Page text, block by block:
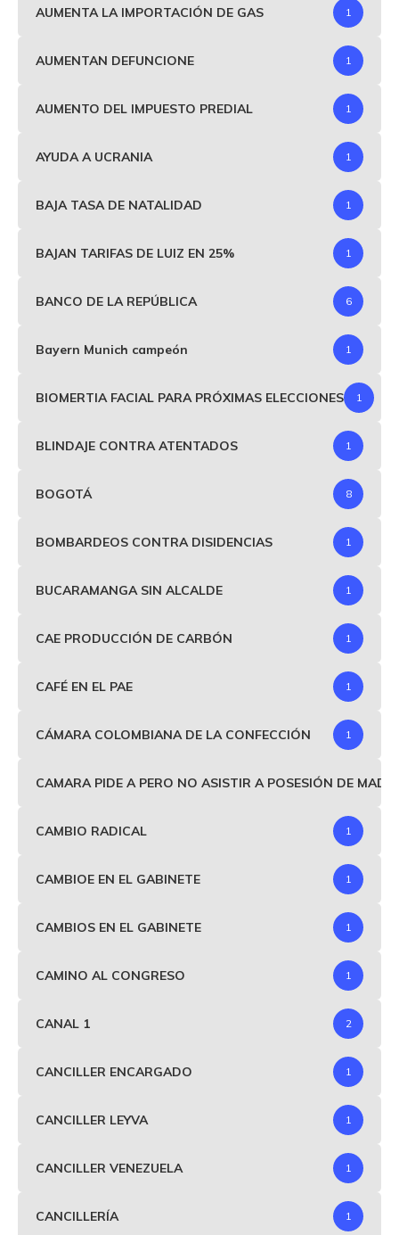
AUMENTA LA IMPORTACIÓN DE GAS 1
AUMENTAN DEFUNCIONE 1
AUMENTO DEL IMPUESTO PREDIAL 1
AYUDA A UCRANIA 1
BAJA TASA DE NATALIDAD 1
BAJAN TARIFAS DE LUIZ EN 25% 1
BANCO DE LA REPÚBLICA 6
Bayern Munich campeón 1
BIOMERTIA FACIAL PARA PRÓXIMAS ELECCIONES 1
BLINDAJE CONTRA ATENTADOS 1
BOGOTÁ 8
BOMBARDEOS CONTRA DISIDENCIAS 1
BUCARAMANGA SIN ALCALDE 1
CAE PRODUCCIÓN DE CARBÓN 1
CAFÉ EN EL PAE 1
CÁMARA COLOMBIANA DE LA CONFECCIÓN 1
CAMARA PIDE A PERO NO ASISTIR A POSESIÓN DE
CAMBIO RADICAL 1
CAMBIOE EN EL GABINETE 1
CAMBIOS EN EL GABINETE 1
CAMINO AL CONGRESO 1
CANAL 1 2
CANCILLER ENCARGADO 1
CANCILLER LEYVA 1
CANCILLER VENEZUELA 1
CANCILLERÍA 1